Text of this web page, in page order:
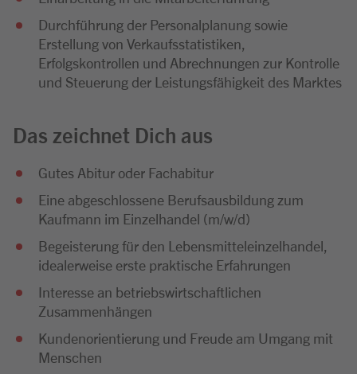
Durchführung der Personalplanung sowie
Erstellung von Verkaufsstatistiken,
Erfolgskontrollen und Abrechnungen zur Kontrolle
und Steuerung der Leistungsfähigkeit des Marktes
Das zeichnet Dich aus
Gutes Abitur oder Fachabitur
Eine abgeschlossene Berufsausbildung zum
Kaufmann im Einzelhandel (m/w/d)
Begeisterung für den Lebensmitteleinzelhandel,
idealerweise erste praktische Erfahrungen
Interesse an betriebswirtschaftlichen
Zusammenhängen
Kundenorientierung und Freude am Umgang mit
Menschen